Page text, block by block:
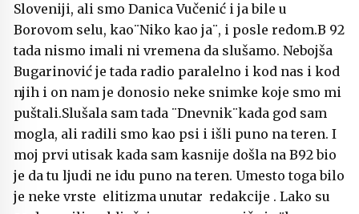
Sloveniji, ali smo Danica Vučenić i ja bile u
Borovom selu, kao¨Niko kao ja¨, i posle redom.B 92
tada nismo imali ni vremena da slušamo. Nebojša
Bugarinović je tada radio paralelno i kod nas i kod
njih i on nam je donosio neke snimke koje smo mi
puštali.Slušala sam tada ¨Dnevnik¨kada god sam
mogla, ali radili smo kao psi i išli puno na teren. I
moj prvi utisak kada sam kasnije došla na B92 bio
je da tu ljudi ne idu puno na teren. Umesto toga bilo
je neke vrste elitizma unutar redakcije . Lako su